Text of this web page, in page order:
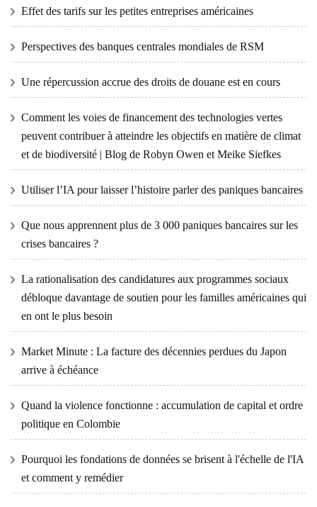
Effet des tarifs sur les petites entreprises américaines
Perspectives des banques centrales mondiales de RSM
Une répercussion accrue des droits de douane est en cours
Comment les voies de financement des technologies vertes
peuvent contribuer à atteindre les objectifs en matière de climat
et de biodiversité | Blog de Robyn Owen et Meike Siefkes
Utiliser l’IA pour laisser l’histoire parler des paniques bancaires
Que nous apprennent plus de 3 000 paniques bancaires sur les
crises bancaires ?
La rationalisation des candidatures aux programmes sociaux
débloque davantage de soutien pour les familles américaines qui
en ont le plus besoin
Market Minute : La facture des décennies perdues du Japon
arrive à échéance
Quand la violence fonctionne : accumulation de capital et ordre
politique en Colombie
Pourquoi les fondations de données se brisent à l'échelle de l'IA
et comment y remédier